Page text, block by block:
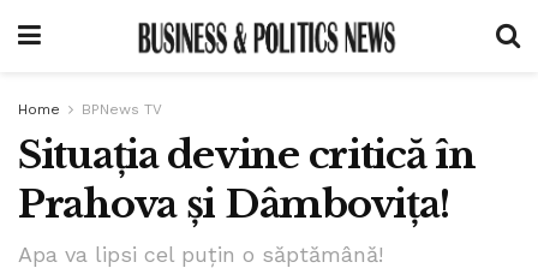
Home BPNews TV
Situația devine critică în
Prahova și Dâmbovița!
Apa va lipsi cel puțin o săptămână!